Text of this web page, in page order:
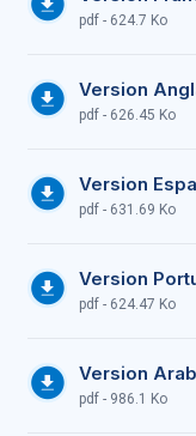
pdf - 624.7 Ko
Version
pdf - 626.45 Ko
Version
pdf - 631.69 Ko
Version
pdf - 624.47 Ko
Version
pdf - 986.1 Ko